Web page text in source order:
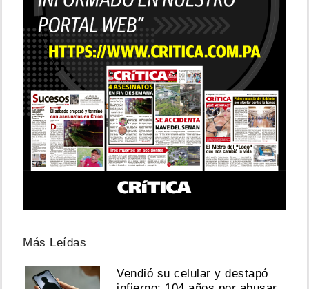
Más Leídas
Vendió su celular y destapó